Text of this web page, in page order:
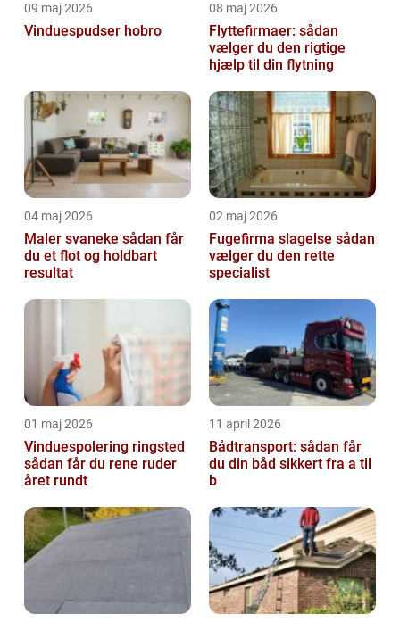
09 maj 2026
Vinduespudser hobro
08 maj 2026
Flyttefirmaer: sådan
vælger du den rigtige
hjælp til din flytning
04 maj 2026
Maler svaneke sådan får
du et flot og holdbart
resultat
02 maj 2026
Fugefirma slagelse sådan
vælger du den rette
specialist
01 maj 2026
Vinduespolering ringsted
sådan får du rene ruder
året rundt
11 april 2026
Bådtransport: sådan får
du din båd sikkert fra a til
b